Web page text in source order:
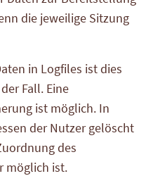
die jeweilige Sitzung
in Logfiles ist dies
Fall. Eine
ist möglich. In
der Nutzer gelöscht
des
möglich ist.